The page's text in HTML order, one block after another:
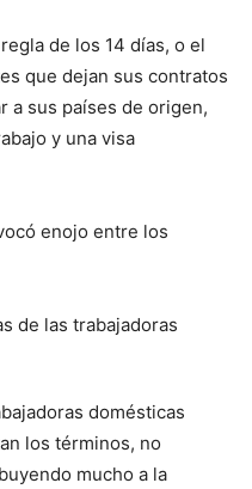
de los 14 días, o el
que dejan sus contratos
a sus países de origen,
y una visa
enojo entre los
domésticas
los términos, no
mucho a la